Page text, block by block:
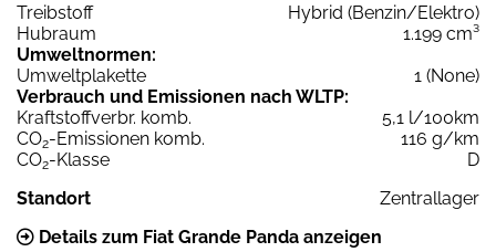
Treibstoff
Hybrid (Benzin/Elektro)
Hubraum
1.199 cm³
Umweltnormen:
Umweltplakette
1 (None)
Verbrauch und Emissionen nach WLTP:
Kraftstoffverbr. komb.
5,1 l/100km
CO2-Emissionen komb.
116 g/km
CO2-Klasse
D
Standort
Zentrallager
Details zum Fiat Grande Panda anzeigen